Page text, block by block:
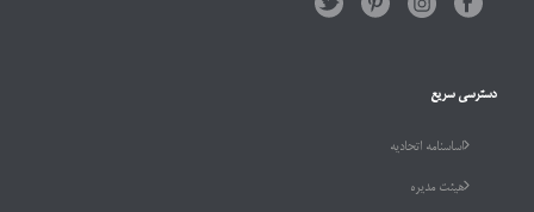
دسترسی سریع
اساسنامه اتحادیه
هیئت مدیره